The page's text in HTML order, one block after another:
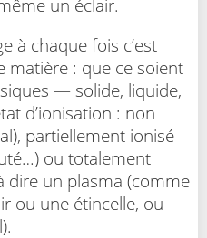
un éclair.
à chaque fois c’est
matière : que ce soient
— solide, liquide,
d’ionisation : non
partiellement ionisé
ou totalement
dire un plasma (comme
ou une étincelle, ou